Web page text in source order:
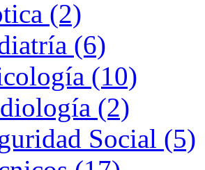
(2)
(6)
(10)
(2)
Social (5)